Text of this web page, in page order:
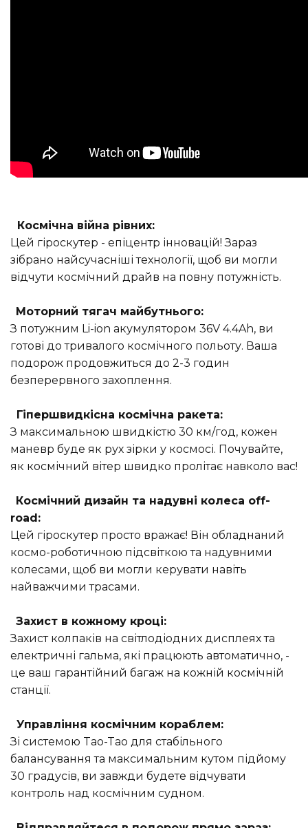
Космічна війна рівних:
Цей гіроскутер - епіцентр інновацій! Зараз
зібрано найсучасніші технології, щоб ви могли
відчути космічний драйв на повну потужність.
Моторний тягач майбутнього:
З потужним Li-ion акумулятором 36V 4.4Ah, ви
готові до тривалого космічного польоту. Ваша
подорож продовжиться до 2-3 годин
безперервного захоплення.
Гіпершвидкісна космічна ракета:
З максимальною швидкістю 30 км/год, кожен
маневр буде як рух зірки у космосі. Почувайте,
як космічний вітер швидко пролітає навколо вас!
Космічний дизайн та надувні колеса off-
road:
Цей гіроскутер просто вражає! Він обладнаний
космо-роботичною підсвіткою та надувними
колесами, щоб ви могли керувати навіть
найважчими трасами.
Захист в кожному кроці:
Захист колпаків на світлодіодних дисплеях та
електричні гальма, які працюють автоматично, -
це ваш гарантійний багаж на кожній космічній
станції.
Управління космічним кораблем:
Зі системою Tao-Tao для стабільного
балансування та максимальним кутом підйому
30 градусів, ви завжди будете відчувати
контроль над космічним судном.